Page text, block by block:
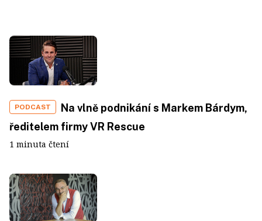
PODCAST
Na vlně podnikání s Markem Bárdym,
ředitelem firmy VR Rescue
1 minuta čtení